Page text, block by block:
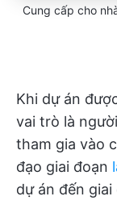
Cung cấp cho
Khi dự án
vai trò là
tham gia vào
đạo giai đoạn
dự án đến